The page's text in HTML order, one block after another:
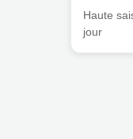
Haute
jour